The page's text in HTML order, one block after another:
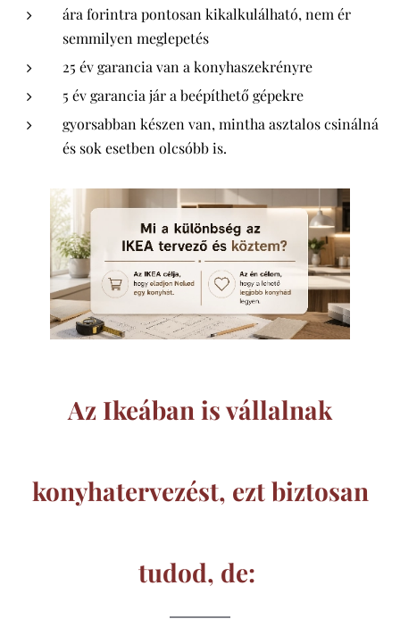
ára forintra pontosan kikalkulálható, nem ér
semmilyen meglepetés
25 év garancia van a konyhaszekrényre
5 év garancia jár a beépíthető gépekre
gyorsabban készen van, mintha asztalos csinálná
és sok esetben olcsóbb is.
Az Ikeában is vállalnak
konyhatervezést, ezt biztosan
tudod, de: